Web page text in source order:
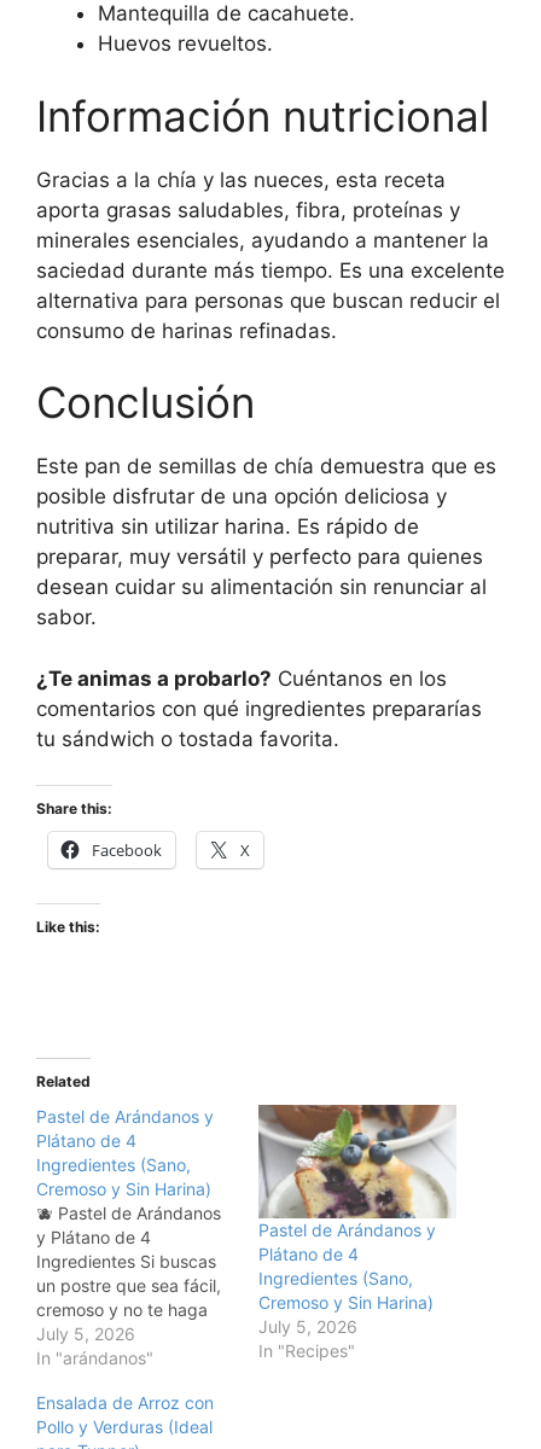
Mantequilla de cacahuete.
Huevos revueltos.
Información nutricional
Gracias a la chía y las nueces, esta receta
aporta grasas saludables, fibra, proteínas y
minerales esenciales, ayudando a mantener la
saciedad durante más tiempo. Es una excelente
alternativa para personas que buscan reducir el
consumo de harinas refinadas.
Conclusión
Este pan de semillas de chía demuestra que es
posible disfrutar de una opción deliciosa y
nutritiva sin utilizar harina. Es rápido de
preparar, muy versátil y perfecto para quienes
desean cuidar su alimentación sin renunciar al
sabor.
¿Te animas a probarlo? Cuéntanos en los
comentarios con qué ingredientes prepararías
tu sándwich o tostada favorita.
Share this:
Facebook X
Like this:
Related
Pastel de Arándanos y
Plátano de 4
Ingredientes (Sano,
Cremoso y Sin Harina)
🫐 Pastel de Arándanos
y Plátano de 4
Ingredientes Si buscas
un postre que sea fácil,
cremoso y no te haga
sentir culpable después
de comerlo, este pastel
es la respuesta. Solo
necesitas 4 ingredientes,
July 5, 2026
In "arándanos"
Pastel de Arándanos y
Plátano de 4
Ingredientes (Sano,
Cremoso y Sin Harina)
July 5, 2026
In "Recipes"
Ensalada de Arroz con
Pollo y Verduras (Ideal